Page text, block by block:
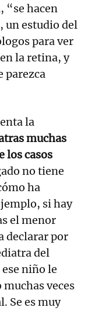
“se hacen
un estudio del
para ver
la retina, y
parezca
la
muchas
los casos
no tiene
ha
si hay
el menor
declarar por
del
niño le
veces
Se es muy